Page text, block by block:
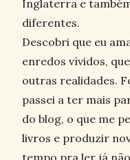
Inglaterra e
diferentes.
Descobri que eu
enredos vívidos,
outras realidades.
passei a ter mais
do blog, o que me
livros e produzir